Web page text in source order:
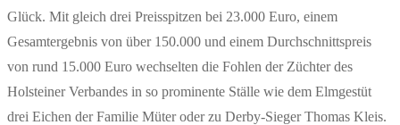
Glück. Mit gleich drei Preisspitzen bei 23.000 Euro, einem
Gesamtergebnis von über 150.000 und einem Durchschnittspreis
von rund 15.000 Euro wechselten die Fohlen der Züchter des
Holsteiner Verbandes in so prominente Ställe wie dem Elmgestüt
drei Eichen der Familie Müter oder zu Derby-Sieger Thomas Kleis.